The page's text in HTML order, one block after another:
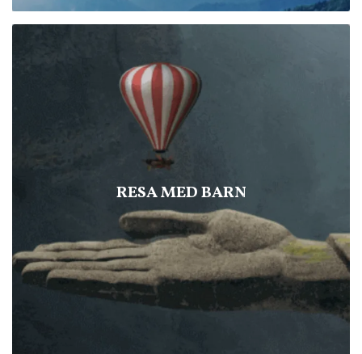
RESA MED BARN